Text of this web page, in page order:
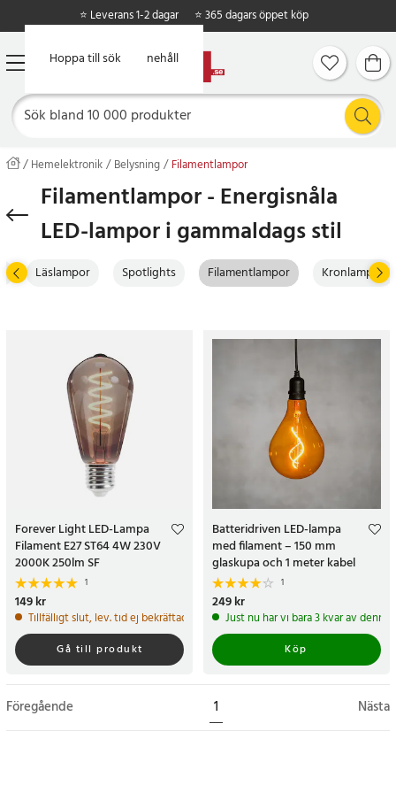
Hoppa till huvudinnehåll
Hoppa till sök
⭐ Leverans 1-2 dagar ⭐ 365 dagars öppet köp
Hemelektronik Belysning Filamentlampor
Filamentlampor - Energisnåla
LED-lampor i gammaldags stil
Läslampor Spotlights Filamentlampor Kronlampor
Forever Light LED-Lampa
Filament E27 ST64 4W 230V
2000K 250lm SF
1
Pris:149 kr
149 kr
Tillfälligt slut, lev. tid ej bekräftad.
Gå till produkt
Batteridriven LED-lampa
med filament – 150 mm
glaskupa och 1 meter kabel
1
Pris:249 kr
249 kr
Just nu har vi bara 3 kvar av denna
Köp
Föregående 1 Nästa